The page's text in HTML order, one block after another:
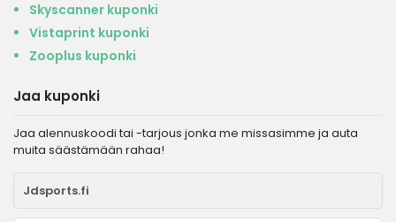
Skyscanner kuponki
Vistaprint kuponki
Zooplus kuponki
Jaa kuponki
Jaa alennuskoodi tai -tarjous jonka me missasimme ja auta
muita säästämään rahaa!